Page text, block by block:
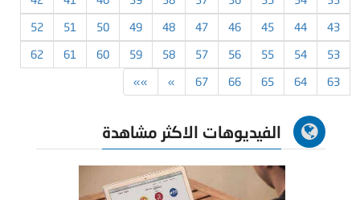
43
44
45
46
47
48
49
50
51
52
53
54
55
56
57
58
59
60
61
62
63
64
65
66
67
»
»»
الفيديوهات الاكثر مشاهدة